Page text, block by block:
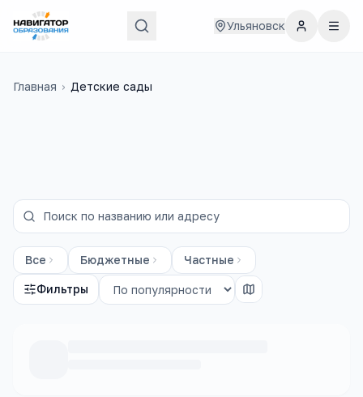
Ульяновск
Главная › Детские сады
Все Бюджетные Частные
Фильтры